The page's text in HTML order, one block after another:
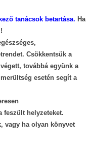
tanácsok betartása. Ha
Csökkentsük a
továbbá együnk a
esetén segít a
feszült helyzeteket.
vagy ha olyan könyvet